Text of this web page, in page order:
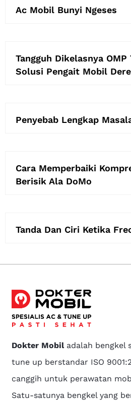
Ac Mobil Bunyi Ngeses
Tangguh Dikelasnya
Solusi Pengait Mobil
Penyebab Lengkap
Cara Memperbaiki
Berisik Ala DoMo
Tanda Dan Ciri Ketika
Dokter Mobiladalah bengkel
tune up berstandar ISO
canggih untuk perawatan
Satu-satunya bengkel yang